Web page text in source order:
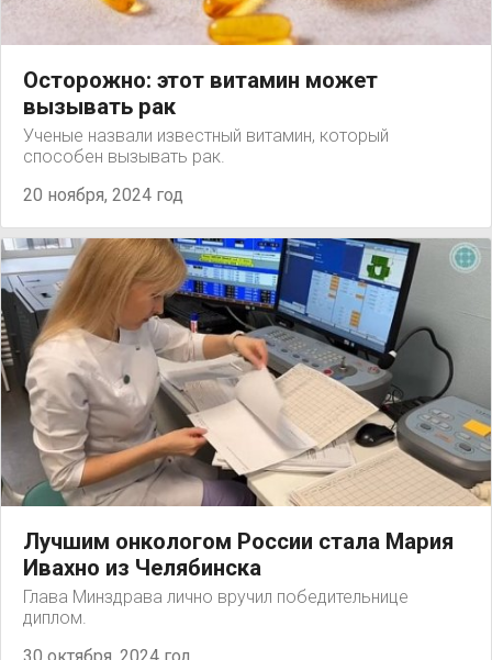
Осторожно: этот витамин может
вызывать рак
Ученые назвали известный витамин, который
способен вызывать рак.
20 ноября, 2024 год
Лучшим онкологом России стала Мария
Ивахно из Челябинска
Глава Минздрава лично вручил победительнице
диплом.
30 октября, 2024 год